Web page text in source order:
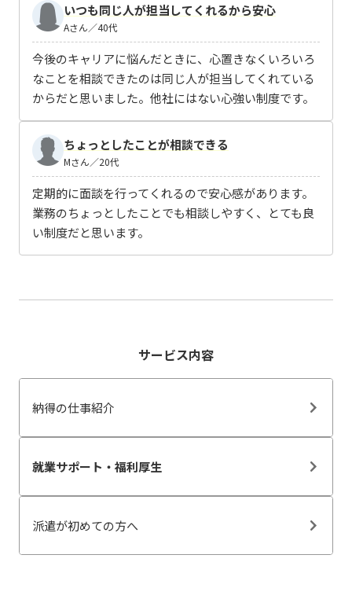
いつも同じ人が担当してくれるから安心
Aさん／40代
今後のキャリアに悩んだときに、心置きなくいろいろ
なことを相談できたのは同じ人が担当してくれている
からだと思いました。他社にはない心強い制度です。
ちょっとしたことが相談できる
Mさん／20代
定期的に面談を行ってくれるので安心感があります。
業務のちょっとしたことでも相談しやすく、とても良
い制度だと思います。
サービス内容
納得の仕事紹介
就業サポート・福利厚生
派遣が初めての方へ